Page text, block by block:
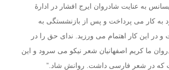
به عنایت شادروان ایرج افشار در ادارۀ
به کار می پرداخت و پس از بازنشستگی به
در این کار اهتمام می ورزید. ندای حق را در
ما کریم اصفهانیان شعر نیکو می سرود و این
که در شعر فارسی داشت. روانش شاد.”